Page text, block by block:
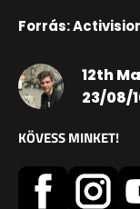
Forrás:
12th
23/08/
KÖVESS MINKET!